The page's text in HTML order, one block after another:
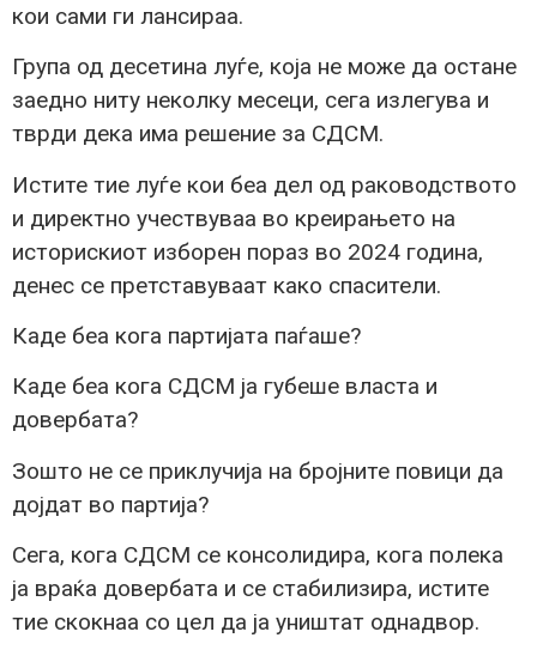
кои сами ги лансираа.
Група од десетина луѓе, која не може да остане
заедно ниту неколку месеци, сега излегува и
тврди дека има решение за СДСМ.
Истите тие луѓе кои беа дел од раководството
и директно учествуваа во креирањето на
историскиот изборен пораз во 2024 година,
денес се претставуваат како спасители.
Каде беа кога партијата паѓаше?
Каде беа кога СДСМ ја губеше власта и
довербата?
Зошто не се приклучија на бројните повици да
дојдат во партија?
Сега, кога СДСМ се консолидира, кога полека
ја враќа довербата и се стабилизира, истите
тие скокнаа со цел да ја уништат однадвор.